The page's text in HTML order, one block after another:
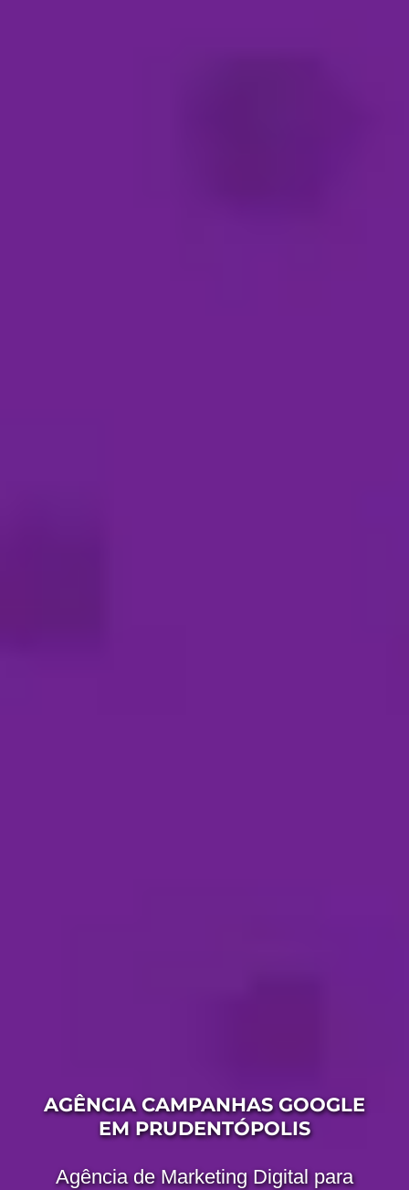
AGÊNCIA CAMPANHAS GOOGLE
EM PRUDENTÓPOLIS
Agência de Marketing Digital para